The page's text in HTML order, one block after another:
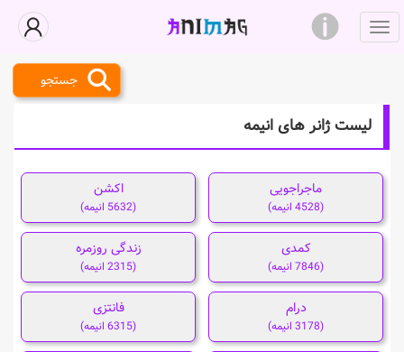
جستجو
لیست ژانر های انیمه
ماجراجویی
(4528 انیمه)
اکشن
(5632 انیمه)
کمدی
(7846 انیمه)
زندگی روزمره
(2315 انیمه)
درام
(3178 انیمه)
فانتزی
(6315 انیمه)